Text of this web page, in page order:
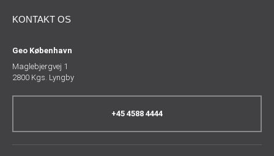
KONTAKT OS
Geo København
Maglebjergvej 1
2800 Kgs. Lyngby
+45 4588 4444